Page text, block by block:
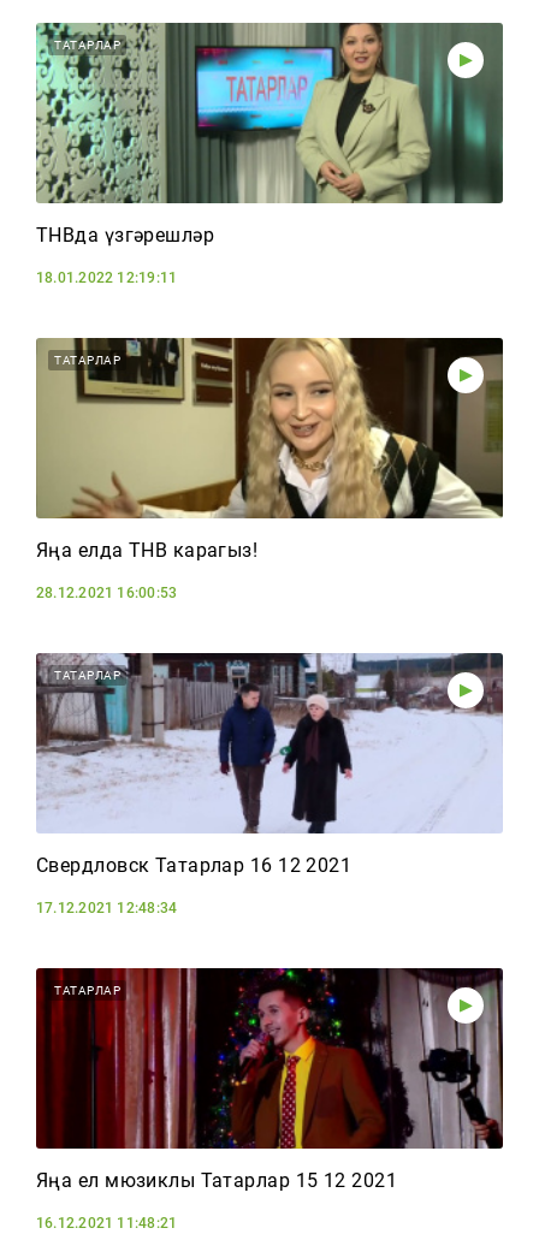
ТАТАРЛАР
ТНВда үзгәрешләр
18.01.2022 12:19:11
ТАТАРЛАР
Яңа елда ТНВ карагыз!
28.12.2021 16:00:53
ТАТАРЛАР
Свердловск Татарлар 16 12 2021
17.12.2021 12:48:34
ТАТАРЛАР
Яңа ел мюзиклы Татарлар 15 12 2021
16.12.2021 11:48:21